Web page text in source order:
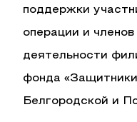
поддержки
операции и
деятельности
фонда
Белгородской и